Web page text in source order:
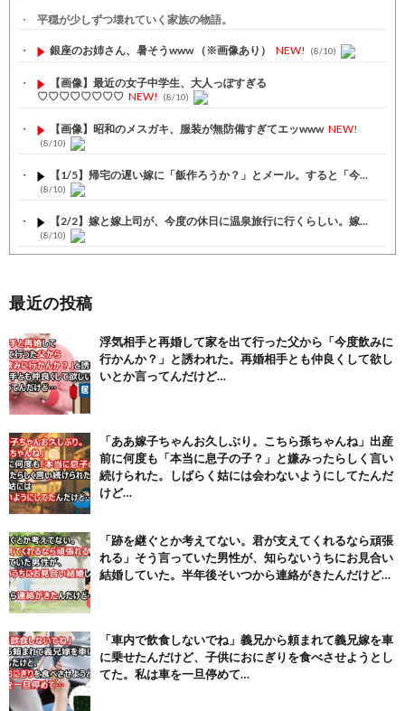
平穏が少しずつ壊れていく家族の物語。
銀座のお姉さん、暑そうwww （※画像あり） NEW! (8/10)
【画像】最近の女子中学生、大人っぽすぎる
♡♡♡♡♡♡♡♡ NEW! (8/10)
【画像】昭和のメスガキ、服装が無防備すぎてエッwww NEW!
(8/10)
【1/5】帰宅の遅い嫁に「飯作ろうか？」とメール。すると「今...
(8/10)
【2/2】嫁と嫁上司が、今度の休日に温泉旅行に行くらしい。嫁...
(8/10)
【注目】熊本地震、28人死亡（30日午前6:30時点）
舌を絡ませて、唾液交換して── ちゅっちゅしながらの濃厚エッ...
(7/30)
【パリピ孔明】アニオリ場面も高評価「パリピ」続編への期待が高...
(6/22)
【画像】テイルズで一番マ〇コ舐めまわしたい女の子ｗｗｗｗｗ
(6/22)
Powered by livedoor 相互RSS
最近の投稿
浮気相手と再婚して家を出て行った父から「今度飲みに
行かんか？」と誘われた。再婚相手とも仲良くして欲し
いとか言ってんだけど…
「ああ嫁子ちゃんお久しぶり。こちら孫ちゃんね」出産
前に何度も「本当に息子の子？」と嫌みったらしく言い
続けられた。しばらく姑には会わないようにしてたんだ
けど…
「跡を継ぐとか考えてない。君が支えてくれるなら頑張
れる」そう言っていた男性が、知らないうちにお見合い
結婚していた。半年後そいつから連絡がきたんだけど…
「車内で飲食しないでね」義兄から頼まれて義兄嫁を車
に乗せたんだけど、子供におにぎりを食べさせようとし
てた。私は車を一旦停めて…